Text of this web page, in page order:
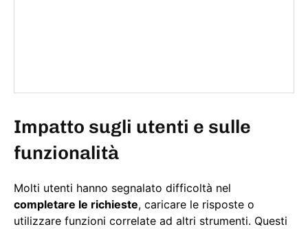
Impatto sugli utenti e sulle
funzionalità
Molti utenti hanno segnalato difficoltà nel
completare le richieste, caricare le risposte o
utilizzare funzioni correlate ad altri strumenti. Questi